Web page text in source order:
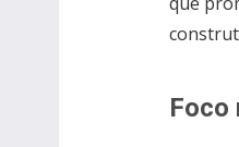
Foco